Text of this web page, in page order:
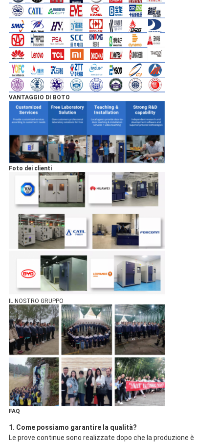
VANTAGGIO DI BOTO
Foto dei clienti
IL NOSTRO GRUPPO
FAQ
1. Come possiamo garantire la qualità?
Le prove continue sono realizzate dopo che la produzione è